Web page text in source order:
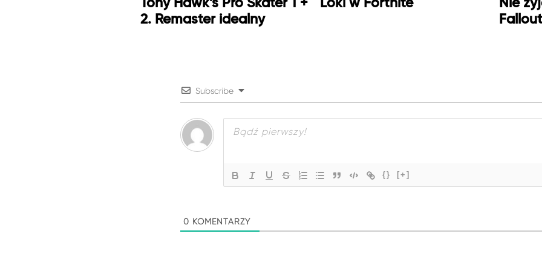
Tony Hawk’s Pro Skater 1 +
2. Remaster idealny
Loki w Fortnite
Nie
Subscribe
{} [+]
0 KOMENTARZY